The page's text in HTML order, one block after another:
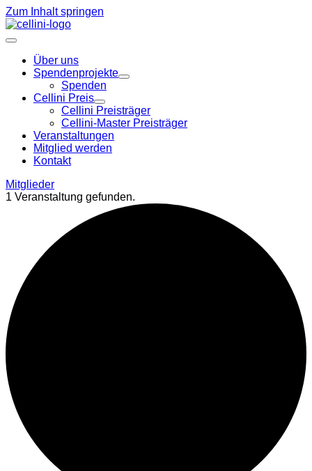
Zum Inhalt springen
Über uns
Spendenprojekte
Spenden
Cellini Preis
Cellini Preisträger
Cellini-Master Preisträger
Veranstaltungen
Mitglied werden
Kontakt
Mitglieder
1 Veranstaltung gefunden.